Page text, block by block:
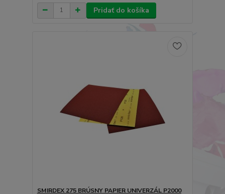
Pridať do košíka
SMIRDEX 275 BRÚSNY PAPIER UNIVERZÁL P2000